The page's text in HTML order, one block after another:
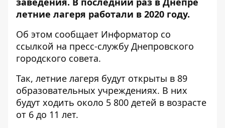
летние лагеря работали в 2020 году.
Об этом сообщает Информатор со
ссылкой на пресс-службу Днепровского
городского совета.
Так, летние лагеря будут открыты в 89
образовательных учреждениях. В них
будут ходить около 5 800 детей в возрасте
от 6 до 11 лет.